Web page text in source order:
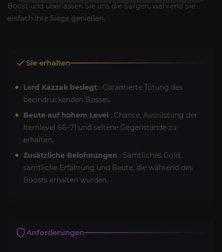
Boost und überlassen Sie uns die Sorgen, während Sie
einfach Ihre Siege genießen.
Sie erhalten
Lord Kazzak besiegt : Garantierte Tötung des
beeindruckenden Bosses.
Beute auf hohem Level : Chance, Ausrüstung der
Itemlevel 66–71 und seltene Gegenstände zu
erhalten.
Zusätzliche Belohnungen : Sämtliches Gold,
sämtliche Erfahrung und Beute, die während des
Boosts erhalten wurden.
Anforderungen